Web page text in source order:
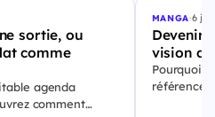
sortie, ou
comme
agenda
comment
MANGA·6
Devenir
vision
Pourquoi
référence